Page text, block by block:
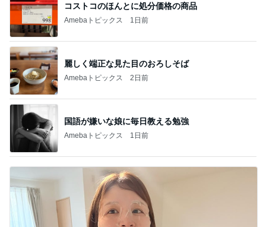
コストコのほんとに処分価格の商品
Amebaトピックス 1日前
麗しく端正な見た目のおろしそば
Amebaトピックス 2日前
国語が嫌いな娘に毎日教える勉強
Amebaトピックス 1日前